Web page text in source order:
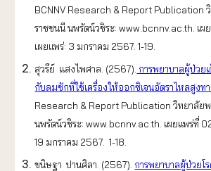
BCNNV Research & Report Publication
ราชชนนี นพรัตน์วชิระ: www.bcnnv.ac.th. เ
เผยแพร่: 3 มกราคม 2567. 1-19.
สุวรีย์ แสงไพศาล. (2567). การพยาบาลผู้ป่วย
กับลมชักที่ใช้เครื่องให้ออกซิเจนอัตราไหลสูงท
Research & Report Publication วิทยาลัย
นพรัตน์วชิระ: www.bcnnv.ac.th. เผยแพร่ที่
19 มกราคม 2567. 1-18.
ขนิษฐา ปานศิลา. (2567). การพยาบาลผู้ป่วยโ